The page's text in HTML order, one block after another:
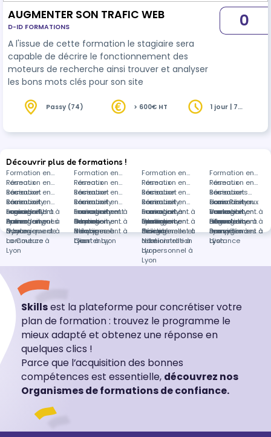
AUGMENTER SON TRAFIC WEB
D-ID FORMATIONS
A l'issue de cette formation le stagiaire sera
capable de décrire le fonctionnement des
moteurs de recherche ainsi trouver et analyser
les bons mots clés pour son site
0
Passy (74) > 600€ HT
1 jour | 7
Découvrir plus de formations !
Formation en
Réseaux
sociaux et
community
management à
Paris
Formation en
Réseaux
sociaux et
community
management à
Rennes
Formation en
Réseaux
sociaux et
community
management à
Cesson-
Sévigné
Formation en
Réseaux
sociaux et
community
management à
Lille
Formation en
Réseaux
sociaux et
community
management à
Nantes
Formation en
Réseaux
sociaux et
community
management à
Nancy
Formation en
Réseaux
sociaux et
community
management à
Colmar
Formation en
Réseaux
sociaux et
community
management à
Passy
Formation en
Réseaux
sociaux et
community
management à
La Couture
Formation en
Réseaux
sociaux et
community
management à
Courtenay
Formation en
Réseaux
sociaux et
community
management à
Nice
Formations
dans Réseaux
sociaux et
community
management à
distance
Formation en
Logiciels RH à
Lyon
Formation en
Environnement
à Lyon
Formation en
Formation à
Lyon
Formation en
Vente et
négociation à
Lyon
Formation en
Autres langues
à Lyon
Formation en
Gestion
d'équipes à
Lyon
Formation en
Intelligence
émotionnelle et
relationnelle à
Lyon
Formation en
Bilan de
compétences à
Lyon
Formation en
Dynamique de
commerce à
Lyon
Formation en
Relationnel
client à Lyon
Formation en
Paie et
administration
du personnel à
Lyon
Formation en
Jeu vidéo à
Lyon
Skillsest la plateforme pour concrétiser votre
plan de formation : trouvez le programme le
mieux adapté et obtenez une réponse en
quelques clics !
Parce que l’acquisition des bonnes
compétences est essentielle, découvrez nos
Organismes de formations de confiance.